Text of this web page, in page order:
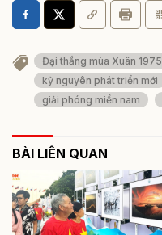
Đại thắng mùa Xuân 1975
kỷ nguyên phát triển mới
giải phóng miền nam
BÀI LIÊN QUAN